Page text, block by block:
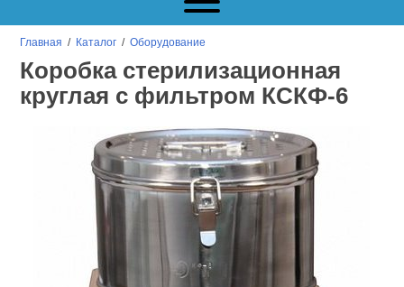
Главная / Каталог /Оборудование
Коробка стерилизационная
круглая с фильтром КСКФ-6